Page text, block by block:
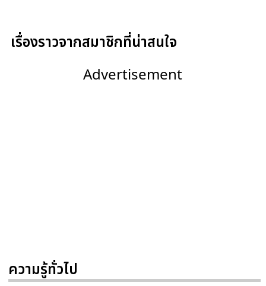
เรื่องราวจากสมาชิกที่น่าสนใจ
Advertisement
ความรู้ทั่วไป